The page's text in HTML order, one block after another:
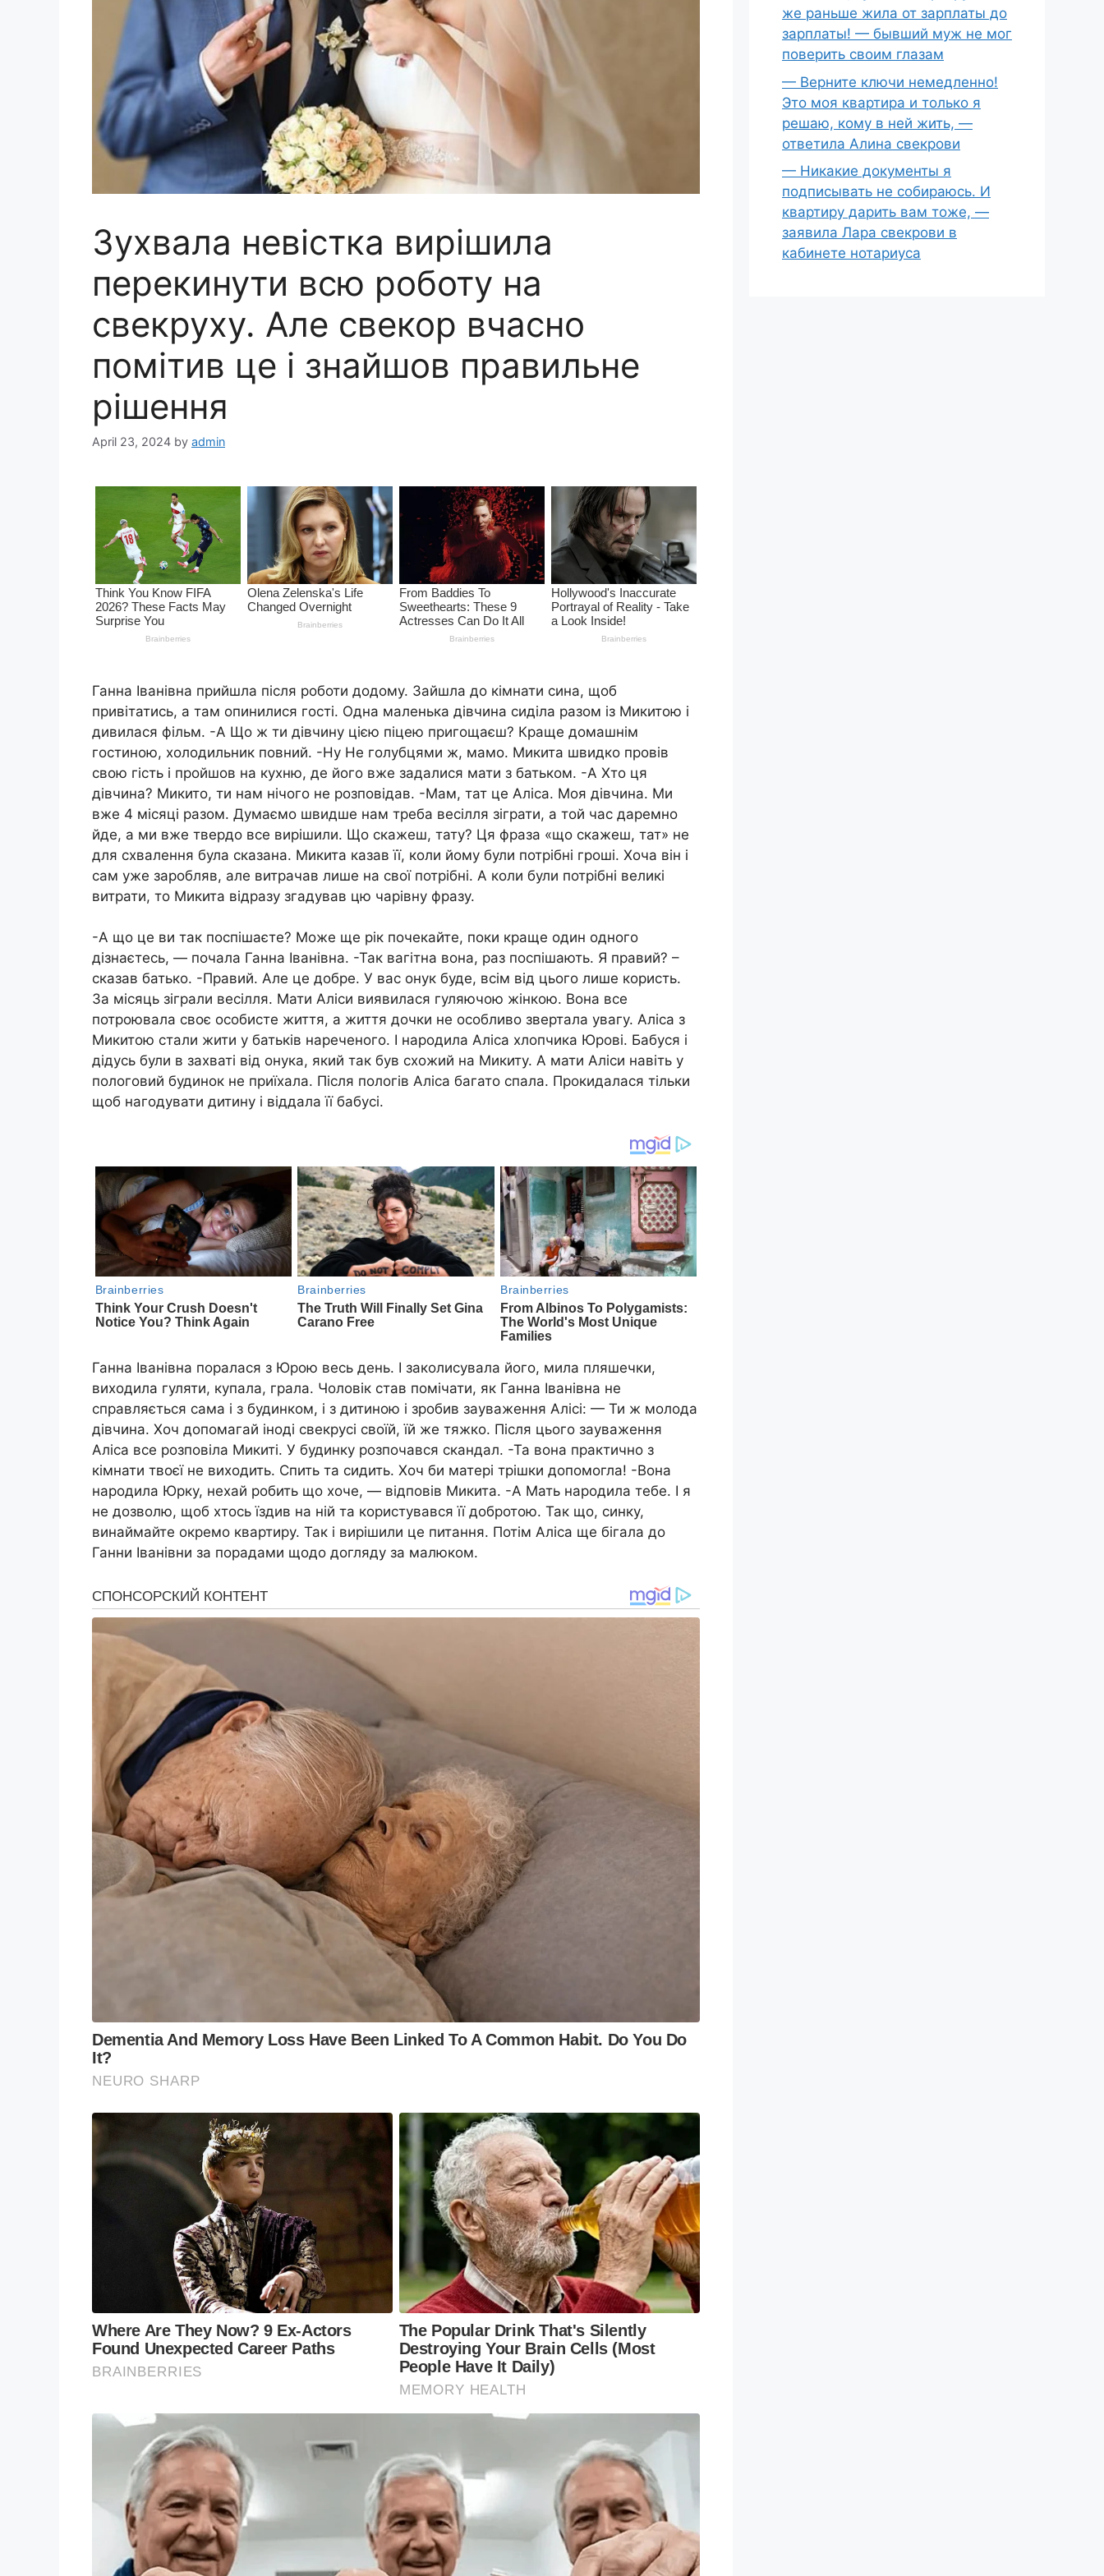
Зухвала невістка вирішила
перекинути всю роботу на
свекруху. Але свекор вчасно
помітив це і знайшов правильне
рішення
April 23, 2024 by admin
Ганна Іванівна прийшла після роботи додому. Зайшла до кімнати сина, щоб
привітатись, а там опинилися гості. Одна маленька дівчина сиділа разом із Микитою і
дивилася фільм. -А Що ж ти дівчину цією піцею пригощаєш? Краще домашнім
гостиною, холодильник повний. -Ну Не голубцями ж, мамо. Микита швидко провів
свою гість і пройшов на кухню, де його вже задалися мати з батьком. -А Хто ця
дівчина? Микито, ти нам нічого не розповідав. -Мам, тат це Аліса. Моя дівчина. Ми
вже 4 місяці разом. Думаємо швидше нам треба весілля зіграти, а той час даремно
йде, а ми вже твердо все вирішили. Що скажеш, тату? Ця фраза «що скажеш, тат» не
для схвалення була сказана. Микита казав її, коли йому були потрібні гроші. Хоча він і
сам уже заробляв, але витрачав лише на свої потрібні. А коли були потрібні великі
витрати, то Микита відразу згадував цю чарівну фразу.
-А що це ви так поспішаєте? Може ще рік почекайте, поки краще один одного
дізнаєтесь, — почала Ганна Іванівна. -Так вагітна вона, раз поспішають. Я правий? –
сказав батько. -Правий. Але це добре. У вас онук буде, всім від цього лише користь.
За місяць зіграли весілля. Мати Аліси виявилася гуляючою жінкою. Вона все
потроювала своє особисте життя, а життя дочки не особливо звертала увагу. Аліса з
Микитою стали жити у батьків нареченого. І народила Аліса хлопчика Юрові. Бабуся і
дідусь були в захваті від онука, який так був схожий на Микиту. А мати Аліси навіть у
пологовий будинок не приїхала. Після пологів Аліса багато спала. Прокидалася тільки
щоб нагодувати дитину і віддала її бабусі.
Ганна Іванівна поралася з Юрою весь день. І заколисувала його, мила пляшечки,
виходила гуляти, купала, грала. Чоловік став помічати, як Ганна Іванівна не
справляється сама і з будинком, і з дитиною і зробив зауваження Алісі: — Ти ж молода
дівчина. Хоч допомагай іноді свекрусі своїй, їй же тяжко. Після цього зауваження
Аліса все розповіла Микиті. У будинку розпочався скандал. -Та вона практично з
кімнати твоєї не виходить. Спить та сидить. Хоч би матері трішки допомогла! -Вона
народила Юрку, нехай робить що хоче, — відповів Микита. -А Мать народила тебе. І я
не дозволю, щоб хтось їздив на ній та користувався її добротою. Так що, синку,
винаймайте окремо квартиру. Так і вирішили це питання. Потім Аліса ще бігала до
Ганни Іванівни за порадами щодо догляду за малюком.
же раньше жила от зарплаты до
зарплаты! — бывший муж не мог
поверить своим глазам
— Верните ключи немедленно!
Это моя квартира и только я
решаю, кому в ней жить, —
ответила Алина свекрови
— Никакие документы я
подписывать не собираюсь. И
квартиру дарить вам тоже, —
заявила Лара свекрови в
кабинете нотариуса